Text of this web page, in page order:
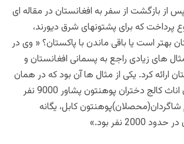
از بازگشت از سفر به افغانستان در مقاله ای
پرداخت که برای پشتونهای شرق دیورند،
بهتر است یا باقی ماندن با پاکستان؟ « وی در
های زیادی راجع به پسمانی افغانستان و
ارائه کرد. یکی از مثال ها آن بود که در همان
سال تعداد شاگردان اناث کالج دختران پوهنتون پشاور 9000 نفر
شاگردان(محصلان)پوهنتون کابل، یگانه
نفر بود.»